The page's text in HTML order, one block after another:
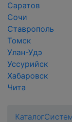
Саратов
Сочи
Ставрополь
Томск
Улан-Удэ
Уссурийск
Хабаровск
Чита
Каталог